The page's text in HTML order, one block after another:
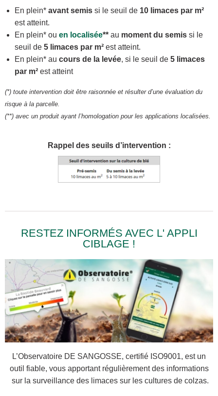
En plein* avant semis si le seuil de 10 limaces par m²
est atteint.
En plein* ou en localisée** au moment du semis si le
seuil de 5 limaces par m² est atteint.
En plein* au cours de la levée, si le seuil de 5 limaces
par m² est atteint
(*) toute intervention doit être raisonnée et résulter d’une évaluation du
risque à la parcelle.
(**) avec un produit ayant l’homologation pour les applications localisées.
Rappel des seuils d’intervention :
RESTEZ INFORMÉS AVEC L' APPLI
CIBLAGE !
L’Observatoire DE SANGOSSE, certifié ISO9001, est un
outil fiable, vous apportant régulièrement des informations
sur la surveillance des limaces sur les cultures de colzas.